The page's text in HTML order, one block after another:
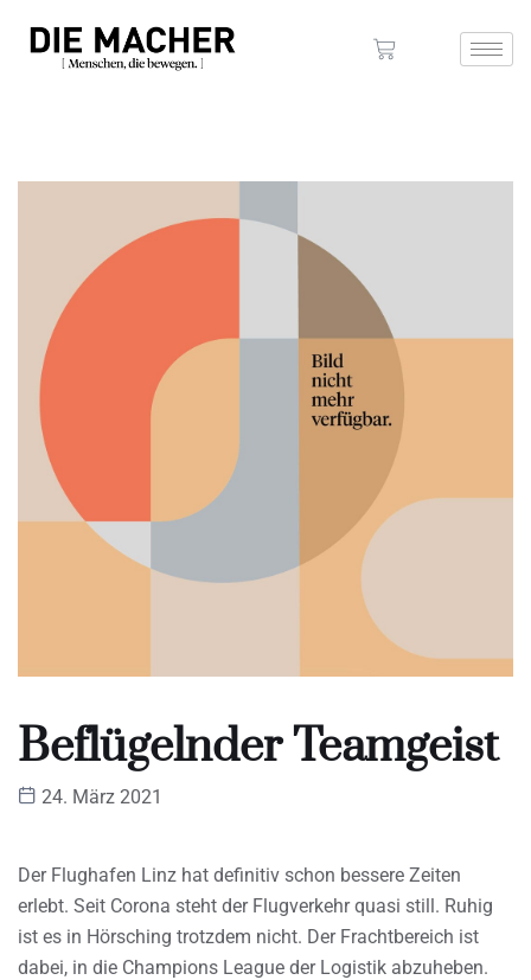
Beflügelnder Teamgeist
24. März 2021
Der Flughafen Linz hat definitiv schon bessere Zeiten
erlebt. Seit Corona steht der Flugverkehr quasi still. Ruhig
ist es in Hörsching trotzdem nicht. Der Frachtbereich ist
dabei, in die Champions League der Logistik abzuheben.